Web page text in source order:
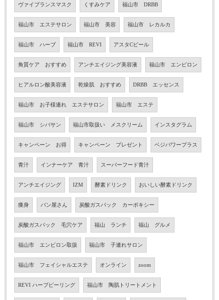
ヴァイブランスマスク くすみケア 福山市 DRBB
福山市 エステサロン 福山市 美容 福山市 レカルカ
福山市 ハーブ 福山市 REVI アスタCピール
角質ケア おすすめ アンチエイジング美容液 福山市 エンビロン
ヒアルロン酸美容液 乾燥肌 おすすめ DRBB エッセンス
福山市 お子様連れ エステサロン 福山市 エステ
福山市 シバサン 福山市取扱い メスクリーム インスタグラム
キャンペーン お得 キャンペーン プレゼント ベジパワープラス
青汁 インナーケア 青汁 スーパーフード青汁
アンチエイジング IZM 酵素ドリンク おいしい酵素ドリンク
痩身 パン屋さん 炭酸ガスパック カーボキシー
炭酸ガスパック 毛穴ケア 福山 ランチ 福山 グルメ
福山市 エンビロン取扱 福山市 子連れサロン
福山市 フェイシャルエステ オンライン zoom
REVI ハーブピーリング 福山市 陶肌トリートメント